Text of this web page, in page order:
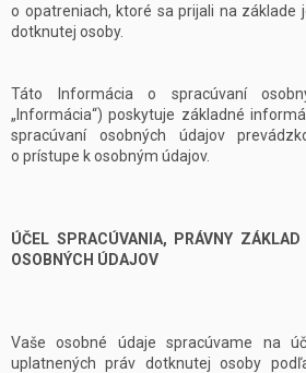
o opatreniach, ktoré sa prijali na základe
dotknutej osoby.
Táto Informácia o spracúvaní
„Informácia“) poskytuje základné
spracúvaní osobných údajov
o prístupe k osobným údajov.
ÚČEL SPRACÚVANIA, PRÁVNY
OSOBNÝCH ÚDAJOV
Vaše osobné údaje spracúvame na
uplatnených práv dotknutej osoby